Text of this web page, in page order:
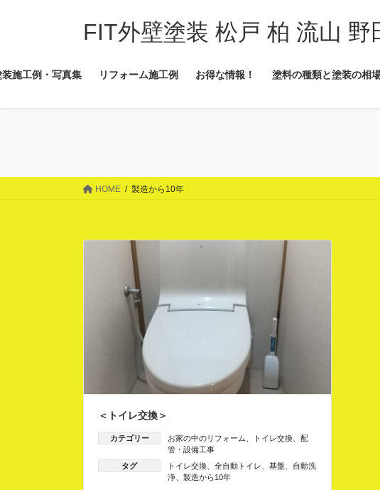
ツ
シ
FIT外壁塗装 松戸 柏 流山 野
装施工例・写真集 リフォーム施工例 お得な情報！ 塗料の種類と塗装の相
HOME 製造から10年
＜トイレ交換＞
カテゴリー お家の中のリフォーム トイレ交換
配
管・設備工事
タグ
トイレ交換 全自動トイレ 基盤
自動洗
浄
製造から10年